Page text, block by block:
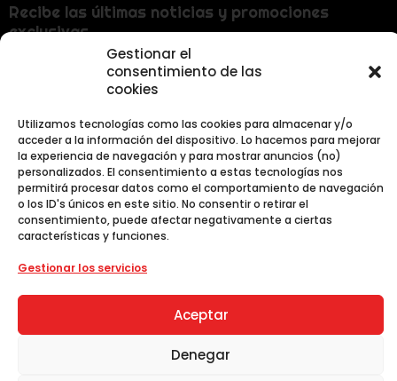
Gestionar el
consentimiento de las
cookies
Utilizamos tecnologías como las cookies para almacenar y/o
acceder a la información del dispositivo. Lo hacemos para mejorar
la experiencia de navegación y para mostrar anuncios (no)
personalizados. El consentimiento a estas tecnologías nos
permitirá procesar datos como el comportamiento de navegación
o los ID's únicos en este sitio. No consentir o retirar el
consentimiento, puede afectar negativamente a ciertas
características y funciones.
Gestionar los servicios
Aceptar
Denegar
Recibe las últimas noticias y promociones
exclusivas.
Al unirte aceptas nuestraPolítica de Privacidad.
ToyDoki 2026© - Todos los derechos
reservados.